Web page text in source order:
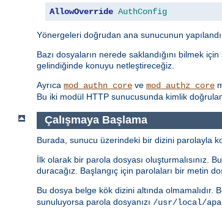
AllowOverride AuthConfig
Yönergeleri doğrudan ana sunucunun
Bazı dosyaların nerede saklandığını bilmek
gelindiğinde konuyu netleştireceğiz.
Ayrıca mod_authn_core ve mod_authz_core
Bu iki modül HTTP sunucusunda kimlik
Çalışmaya Başlama
Burada, sunucu üzerindeki bir dizini parolayla
İlk olarak bir parola dosyası oluşturmalısınız.
duracağız. Başlangıç için parolaları bir metin
Bu dosya belge kök dizini altında olmamalıdır.
sunuluyorsa parola dosyanızı /usr/local/